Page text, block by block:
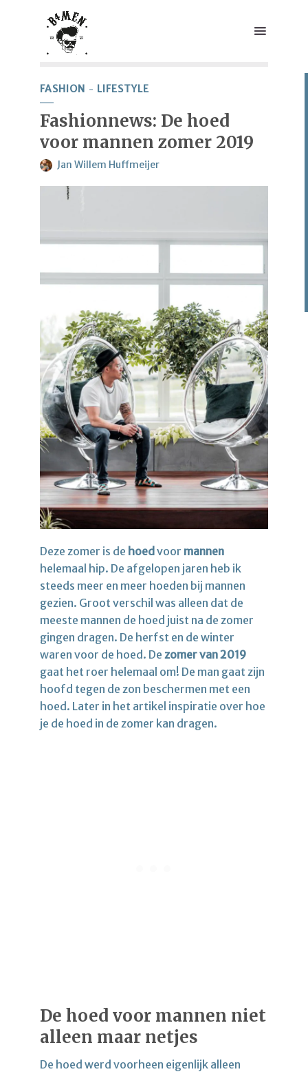
FASHION LIFESTYLE
Fashionnews: De hoed
voor mannen zomer 2019
Jan Willem Huffmeijer
Deze zomer is de hoed voor mannen
helemaal hip. De afgelopen jaren heb ik
steeds meer en meer hoeden bij mannen
gezien. Groot verschil was alleen dat de
meeste mannen de hoed juist na de zomer
gingen dragen. De herfst en de winter
waren voor de hoed. De zomer van 2019
gaat het roer helemaal om! De man gaat zijn
hoofd tegen de zon beschermen met een
hoed. Later in het artikel inspiratie over hoe
je de hoed in de zomer kan dragen.
De hoed voor mannen niet
alleen maar netjes
De hoed werd voorheen eigenlijk alleen